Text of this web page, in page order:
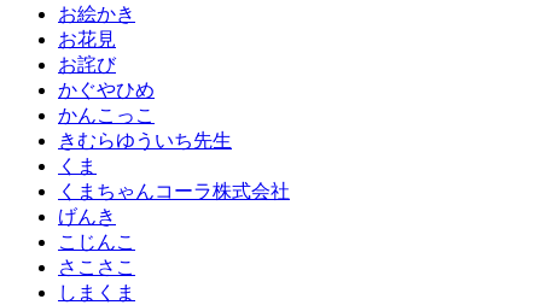
お絵かき
お花見
お詫び
かぐやひめ
かんこっこ
きむらゆういち先生
くま
くまちゃんコーラ株式会社
げんき
こじんこ
さこさこ
しまくま